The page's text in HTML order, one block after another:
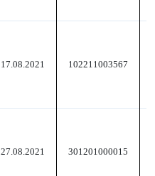
17.08.2021 102211003567
27.08.2021 301201000015